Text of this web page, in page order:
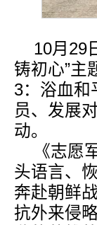
10月29
铸初心”主
3：浴血和
员、发展
动。
《志愿
头语言、
奔赴朝鲜
抗外来侵